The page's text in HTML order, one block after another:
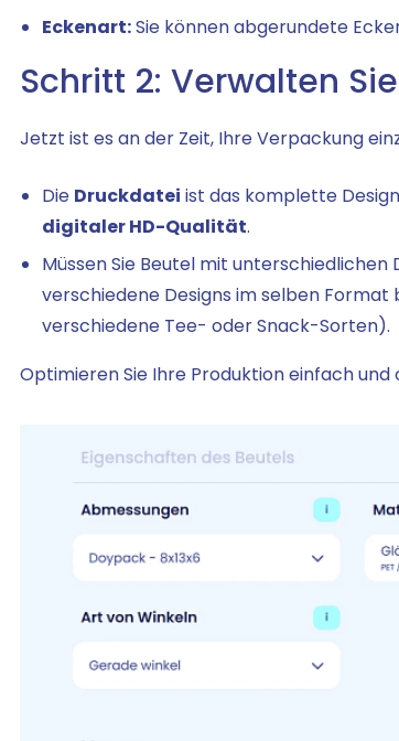
Eckenart:Sie können abgerundete
Schritt 2: Verwalten
Jetzt ist es an der Zeit, Ihre Verpackung
Die Druckdatei ist das komplette
digitaler HD-Qualität.
Müssen Sie Beutel mit unterschiedlichen
verschiedene Designs im selben Format
verschiedene Tee- oder Snack-Sorten).
Optimieren Sie Ihre Produktion einfach und